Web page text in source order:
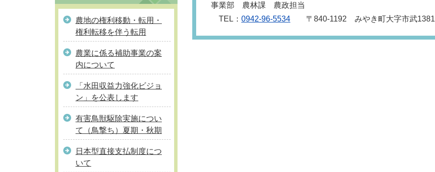
農地の権利移動・転用・
権利転移を伴う転用
農業に係る補助事業の案
内について
「水田収益力強化ビジョ
ン」を公表します
有害鳥獣駆除実施につい
て（鳥撃ち）夏期・秋期
日本型直接支払制度につ
いて
事業部 農林課 農政担当
TEL： 0942‐96‐5534 〒840‐1192 みやき町大字市武1381